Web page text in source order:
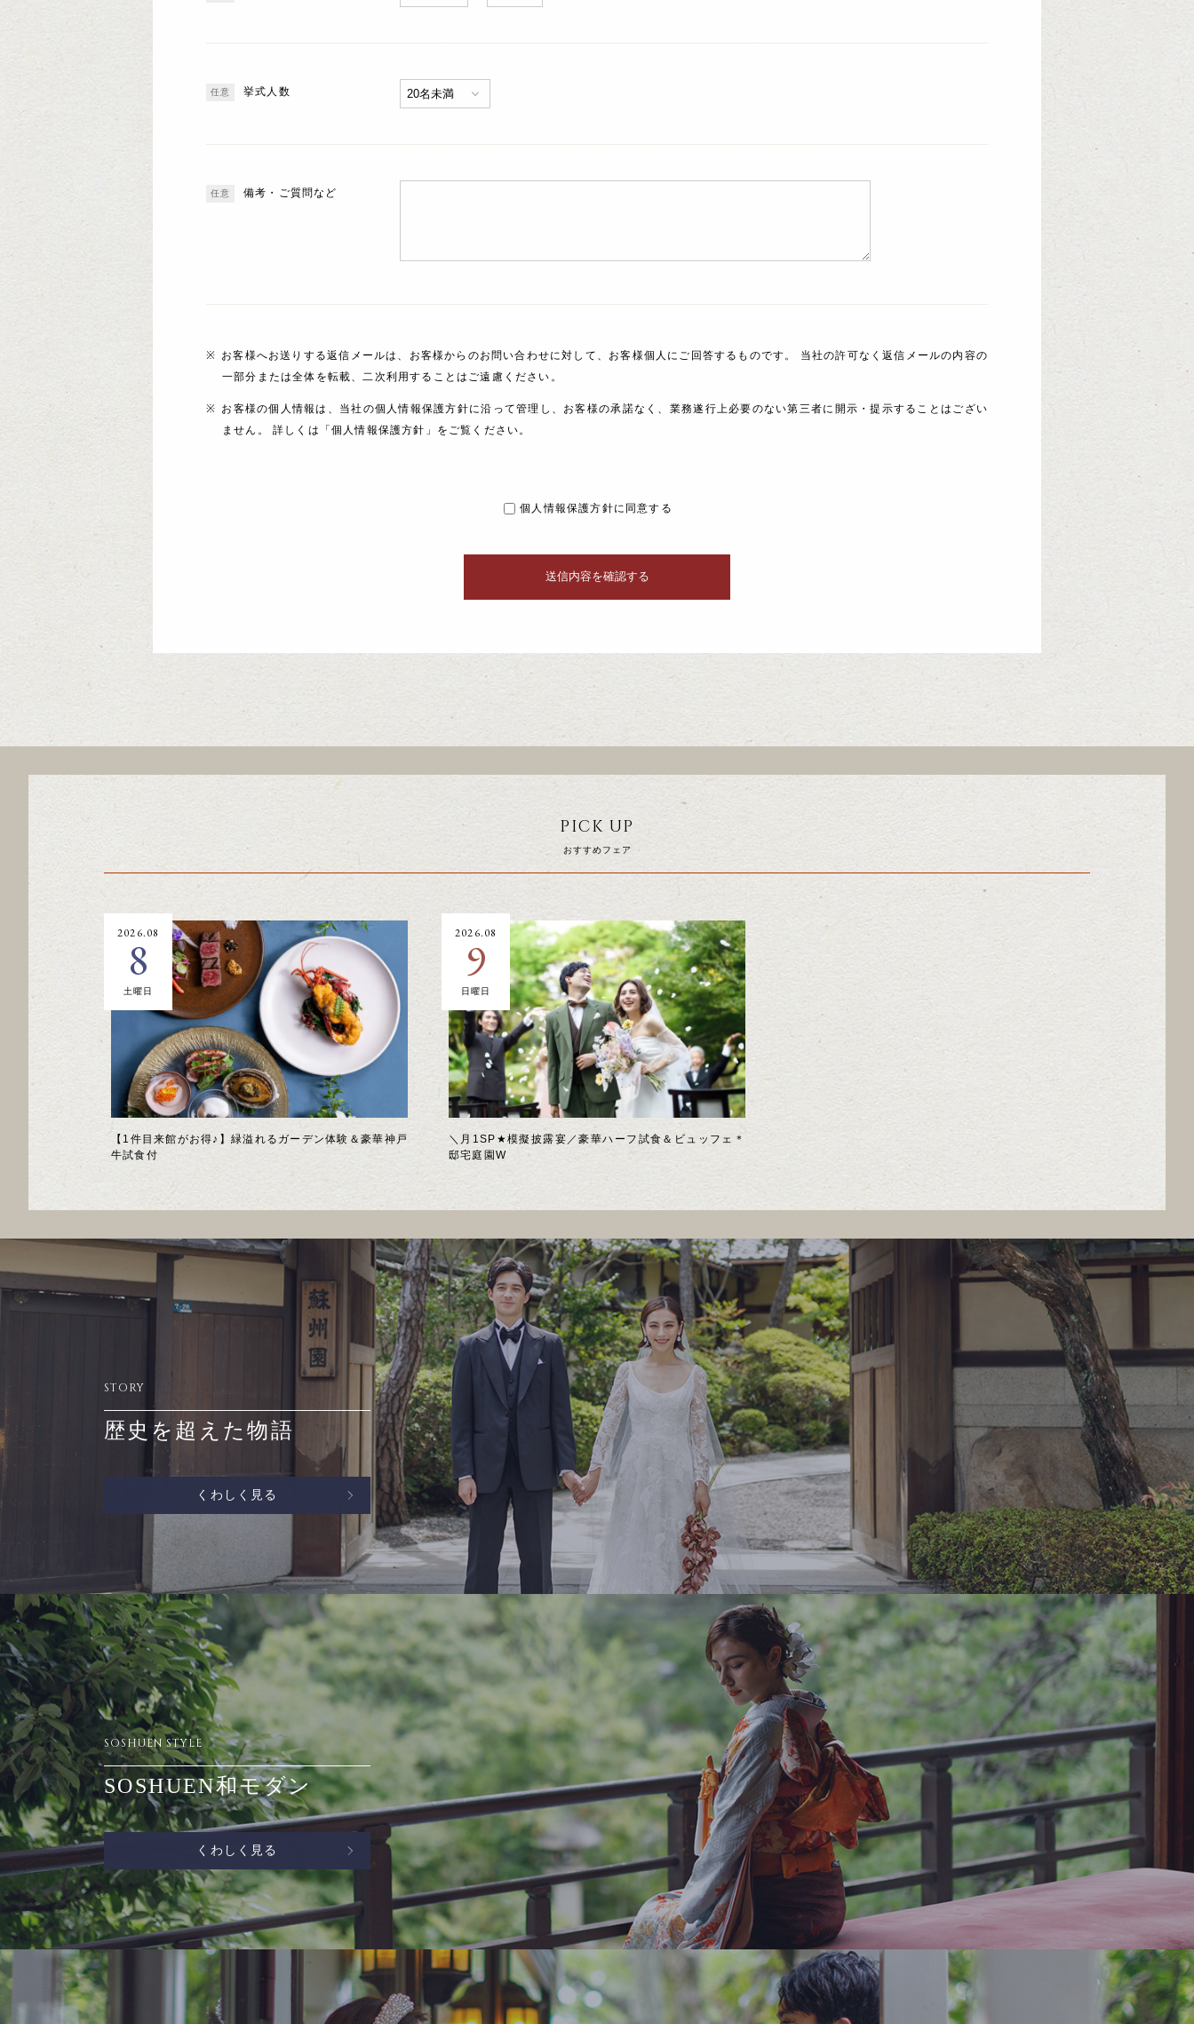
挙式人数
備考・ご質問など
お客様へお送りする返信メールは、お客様からのお問い合わせに対して、お客様個人にご回答するものです。 当社の許可なく返信メールの内容の
一部分または全体を転載、二次利用することはご遠慮ください。
お客様の個人情報は、当社の個人情報保護方針に沿って管理し、お客様の承諾なく、業務遂行上必要のない第三者に開示・提示することはござい
ません。 詳しくは「個人情報保護方針」をご覧ください。
個人情報保護方針に同意する
PICK UP
おすすめフェア
【1件目来館がお得♪】緑溢れるガーデン体験＆豪華神戸
牛試食付
2026.08
8
土曜日
＼月1SP★模擬披露宴／豪華ハーフ試食＆ビュッフェ＊
邸宅庭園W
2026.08
9
日曜日
STORY
歴史を超えた物語
くわしく見る
SOSHUEN STYLE
SOSHUEN和モダン
くわしく見る